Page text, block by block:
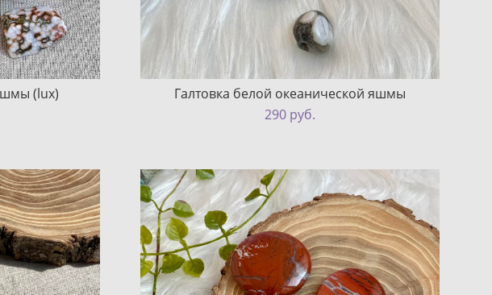
(lux)
Галтовка белой океанической яшмы
290 pуб.